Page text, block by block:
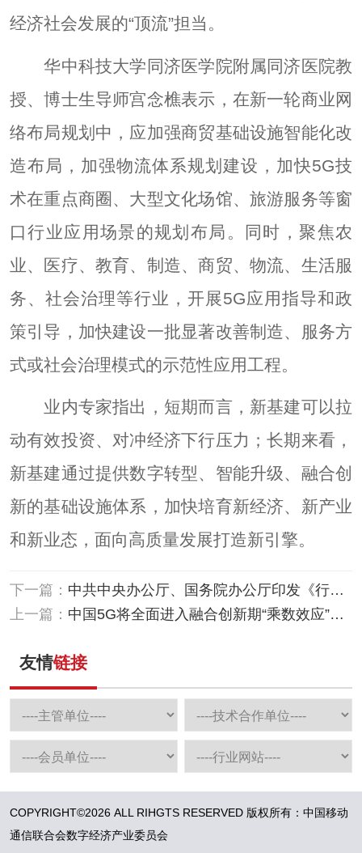
经济社会发展的“顶流”担当。
华中科技大学同济医学院附属同济医院教
授、博士生导师宫念樵表示，在新一轮商业网
络布局规划中，应加强商贸基础设施智能化改
造布局，加强物流体系规划建设，加快5G技
术在重点商圈、大型文化场馆、旅游服务等窗
口行业应用场景的规划布局。同时，聚焦农
业、医疗、教育、制造、商贸、物流、生活服
务、社会治理等行业，开展5G应用指导和政
策引导，加快建设一批显著改善制造、服务方
式或社会治理模式的示范性应用工程。
业内专家指出，短期而言，新基建可以拉
动有效投资、对冲经济下行压力；长期来看，
新基建通过提供数字转型、智能升级、融合创
新的基础设施体系，加快培育新经济、新产业
和新业态，面向高质量发展打造新引擎。
下一篇： 中共中央办公厅、国务院办公厅印发《行动
方案》，推动区块链等新技术基础设施建
上一篇： 中国5G将全面进入融合创新期“乘数效应”凸
友情链接
COPYRIGHT©2026 ALL RIHGTS RESERVED 版权所有：中国移动
通信联合会数字经济产业委员会